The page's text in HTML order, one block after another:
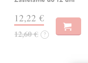
12,22 €
12,60 € ?